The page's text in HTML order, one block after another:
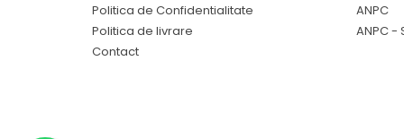
Politica de Confidentialitate
Politica de livrare
Contact
ANPC
ANPC -